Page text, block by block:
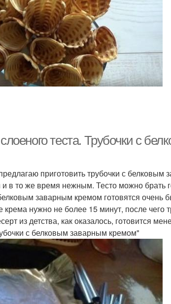
теста. Трубочки с
приготовить трубочки с белковым
в то же время нежным. Тесто можно брать
заварным кремом готовятся очень
крема нужно не более 15 минут, после чего
из детства, как оказалось, готовится
с белковым заварным кремом"